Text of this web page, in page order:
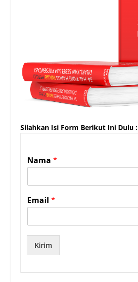
Silahkan Isi Form Berikut Ini Dulu :
Nama*
Email*
Kirim